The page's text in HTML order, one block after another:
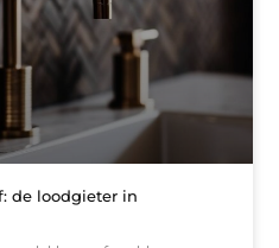
de loodgieter in